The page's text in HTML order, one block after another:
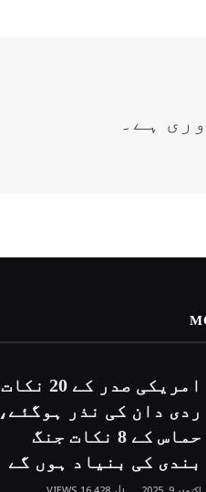
ہے۔
امریکی صدر کے 20 نکات
ردی دان کی نذر ہوگئے،
حماس کے 8 نکات جنگ
بندی کی بنیاد ہوں گے